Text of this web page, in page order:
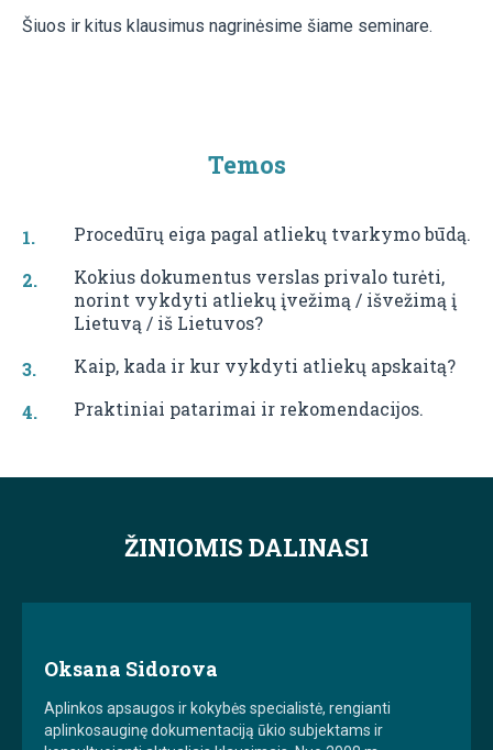
Šiuos ir kitus klausimus nagrinėsime šiame seminare.
Temos
Procedūrų eiga pagal atliekų tvarkymo būdą.
Kokius dokumentus verslas privalo turėti,
norint vykdyti atliekų įvežimą / išvežimą į
Lietuvą / iš Lietuvos?
Kaip, kada ir kur vykdyti atliekų apskaitą?
Praktiniai patarimai ir rekomendacijos.
ŽINIOMIS DALINASI
Oksana Sidorova
Aplinkos apsaugos ir kokybės specialistė, rengianti
aplinkosauginę dokumentaciją ūkio subjektams ir